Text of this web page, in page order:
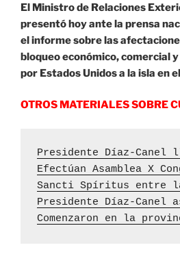
El Ministro de Relaciones
presentó hoy ante la prensa
el informe sobre las
bloqueo económico, comercial
por Estados Unidos a la isla en
OTROS MATERIALES SOBRE
Presidente Díaz-Canel
Efectúan Asamblea X
Sancti Spíritus entre
Presidente Díaz-Canel
Comenzaron en la